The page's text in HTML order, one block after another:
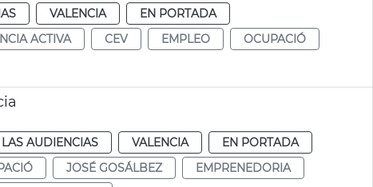
VALENCIA
EN PORTADA
ACTIVA CEV EMPLEO
OCUPACIÓ
AUDIENCIAS VALENCIA
EN PORTADA
JOSÉ GOSÁLBEZ
EMPRENEDORIA